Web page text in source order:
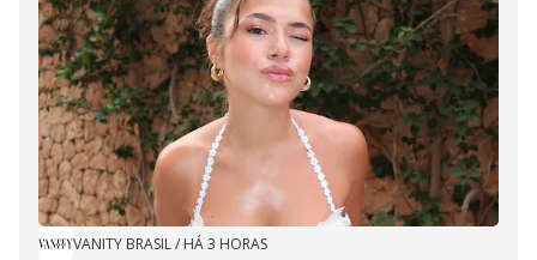
VANITY BRASIL/ HÁ 3 HORAS